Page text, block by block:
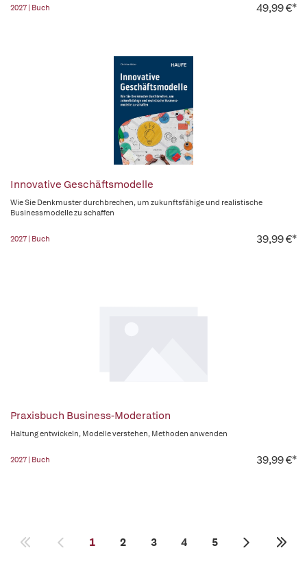
2027 | Buch 49,99 €*
Innovative Geschäftsmodelle
Wie Sie Denkmuster durchbrechen, um zukunftsfähige und realistische
Businessmodelle zu schaffen
2027 | Buch 39,99 €*
Praxisbuch Business-Moderation
Haltung entwickeln, Modelle verstehen, Methoden anwenden
2027 | Buch 39,99 €*
1 2 3 4 5